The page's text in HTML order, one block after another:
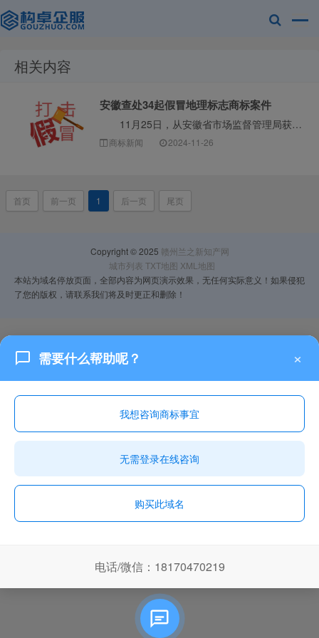
相关内容
安徽查处34起假冒地理标志商标案件
11月25日，从安徽省市场监督管理局获悉，为加强地理标志保护，安徽省于今年9月上旬至11月中旬，在全省范围内部署开展了秋季地理标志保护专项行动。 ···
商标新闻 2024-11-26
首页 前一页 1 后一页 尾页
Copyright © 2025 赣州兰之新知产网
城市列表 TXT地图 XML地图
本站为域名停放页面，全部内容为网页演示效果，无任何实际意义！如果侵犯
了您的版权，请联系我们将及时更正和删除！
需要什么帮助呢？ ×
我想咨询商标事宜
无需登录在线咨询
购买此域名
电话/微信：18170470219